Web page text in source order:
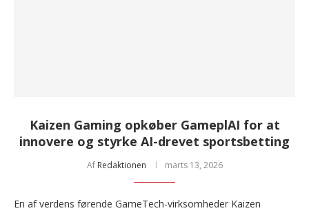
Kaizen Gaming opkøber GameplAI for at
innovere og styrke AI-drevet sportsbetting
Af Redaktionen marts 13, 2026
En af verdens førende GameTech-virksomheder Kaizen